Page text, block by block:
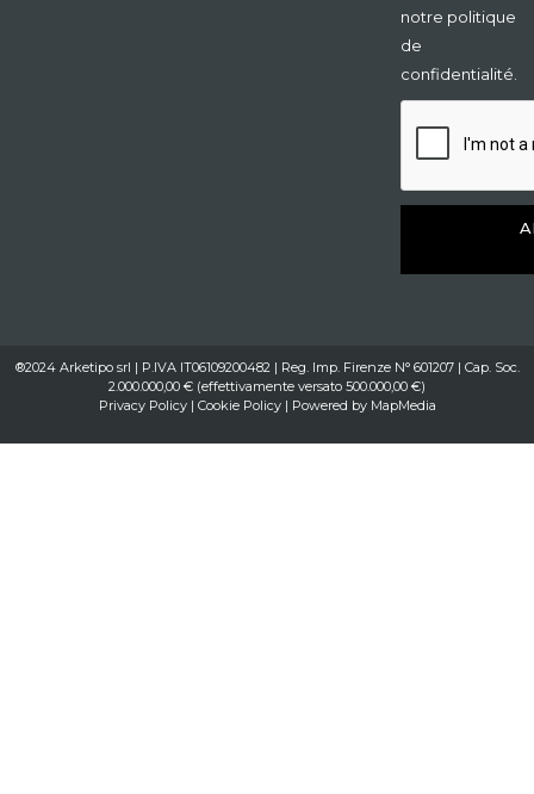
notre politique
de
confidentialité.
®2024 Arketipo srl | P.IVA IT06109200482 | Reg. Imp. Firenze N° 601207 | Cap. Soc.
2.000.000,00 € (effettivamente versato 500.000,00 €)
Privacy Policy| Cookie Policy| Powered by MapMedia